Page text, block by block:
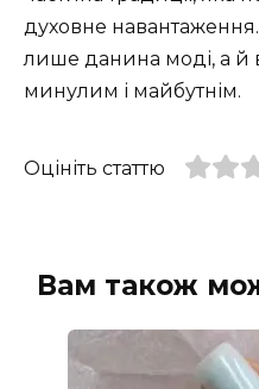
духовне
лише данина моді, а й
минулим і майбутнім.
Оцініть статтю
Вам також